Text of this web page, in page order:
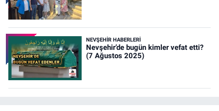
NEVŞEHIR HABERLERI
Nevşehir’de bugün kimler vefat etti?
(7 Ağustos 2025)